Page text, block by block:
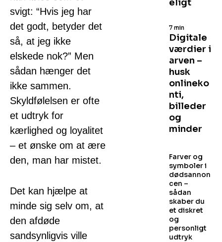
svigt: “Hvis jeg har
det godt, betyder det
så, at jeg ikke
elskede nok?” Men
sådan hænger det
ikke sammen.
Skyldfølelsen er ofte
et udtryk for
kærlighed og loyalitet
– et ønske om at ære
den, man har mistet.
Det kan hjælpe at
minde sig selv om, at
den afdøde
sandsynligvis ville
eligt
Digitale
værdier i
arven –
husk
onlineko
nti,
billeder
og
minder
7 min
Farver og
symboler i
dødsannon
cen –
sådan
skaber du
et diskret
og
personligt
udtryk